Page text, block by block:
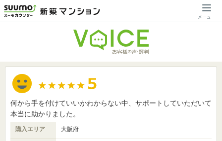
何から手を付けていいかわからない中、サポートしていただいて
本当に助かりました。
購入エリア 大阪府